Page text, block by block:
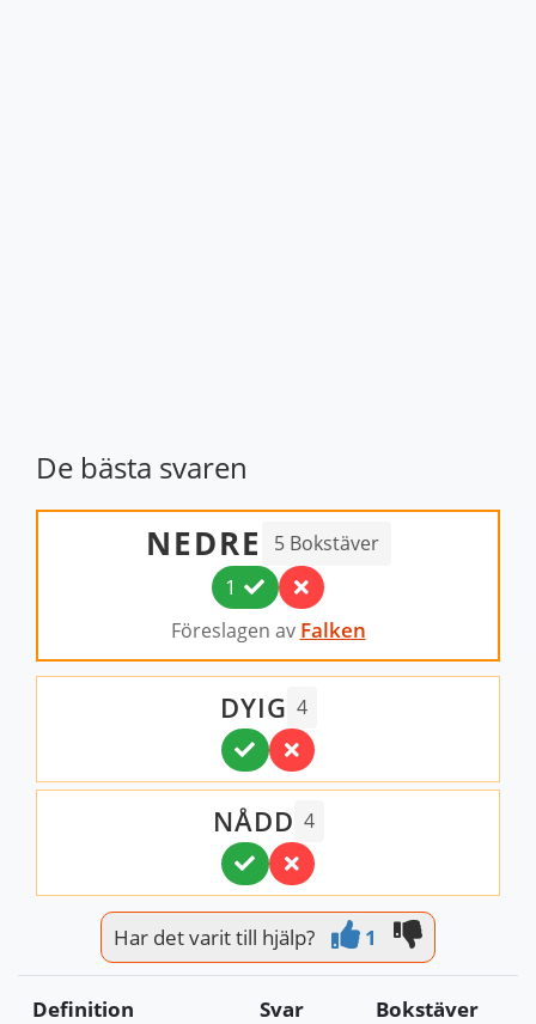
De bästa svaren
NEDRE 5 Bokstäver
Föreslagen av Falken
1
DYIG 4
NÅDD 4
Har det varit till hjälp? 1
Definition Svar Bokstäver